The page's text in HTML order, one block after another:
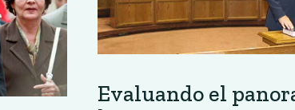
Evaluando el